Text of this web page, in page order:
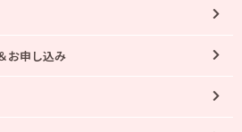
お申し込み